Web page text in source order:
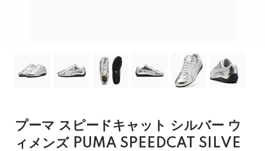
プーマ スピードキャット シルバー ウ
ィメンズ PUMA SPEEDCAT SILVE